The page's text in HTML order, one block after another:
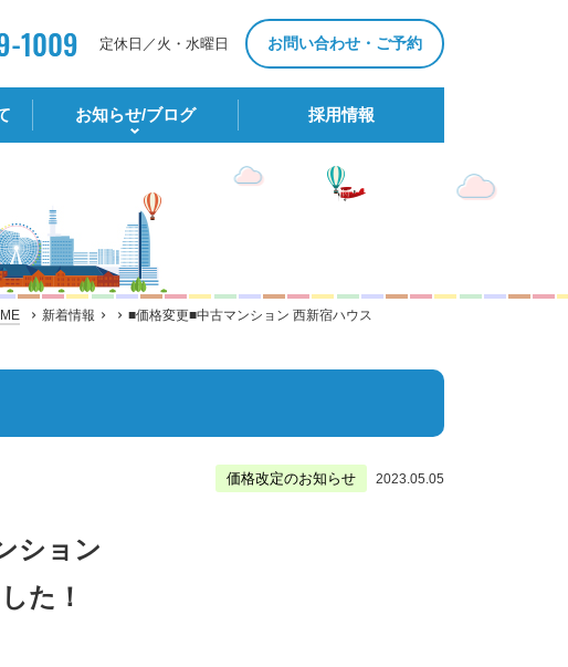
定休日／火・水曜日 お問い合わせ・ご予約
お知らせ/ブログ 採⽤情報
新着情報 ■価格変更■中古マンション 西新宿ハウス
価格改定のお知らせ 2023.05.05
ション
た！